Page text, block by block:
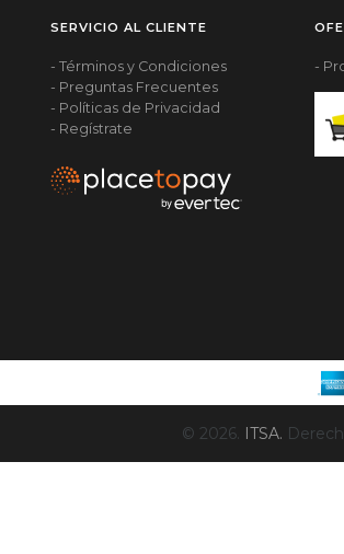
SERVICIO AL CLIENTE
- Términos y Condiciones
- Preguntas Frecuentes
- Políticas de Privacidad
- Regístrate
-
© 2026. ITSA.